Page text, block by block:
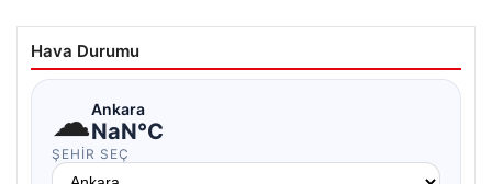
Hava Durumu
☁Ankara
NaN°C
ŞEHIR SEÇ